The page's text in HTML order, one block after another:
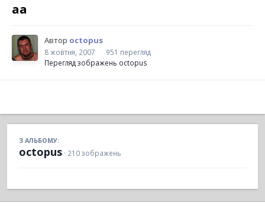
aa
Автор octopus
8 жовтня, 2007
951 перегляд
Перегляд зображень octopus
З АЛЬБОМУ:
octopus · 210 зображень